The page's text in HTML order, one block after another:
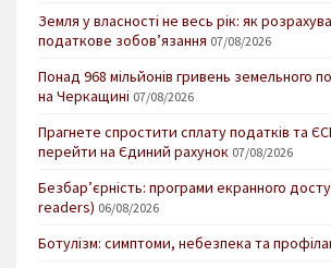
Земля у власності не весь рік: як
податкове зобов’язання 07/08/2026
Понад 968 мільйонів гривень земельного
на Черкащині 07/08/2026
Прагнете спростити сплату податків та
перейти на Єдиний рахунок 07/08/2026
Безбар’єрність: програми екранного
readers) 06/08/2026
Ботулізм: симптоми, небезпека та